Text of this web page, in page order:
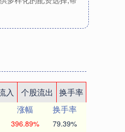
入 个股流出
换手率
涨幅
换手率
396.89% 79.39%